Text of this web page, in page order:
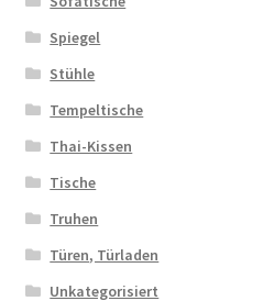
Spiegel
Stühle
Tempeltische
Thai-Kissen
Tische
Truhen
Türen, Türladen
Unkategorisiert